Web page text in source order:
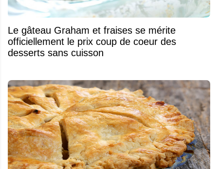
Le gâteau Graham et fraises se mérite
officiellement le prix coup de coeur des
desserts sans cuisson